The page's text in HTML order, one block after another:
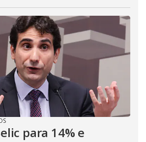
para 14% e